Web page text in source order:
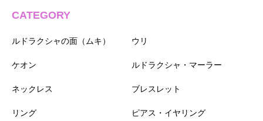
CATEGORY
ルドラクシャの面（ムキ） ウリ
ケオン ルドラクシャ・マーラー
ネックレス ブレスレット
リング ピアス・イヤリング